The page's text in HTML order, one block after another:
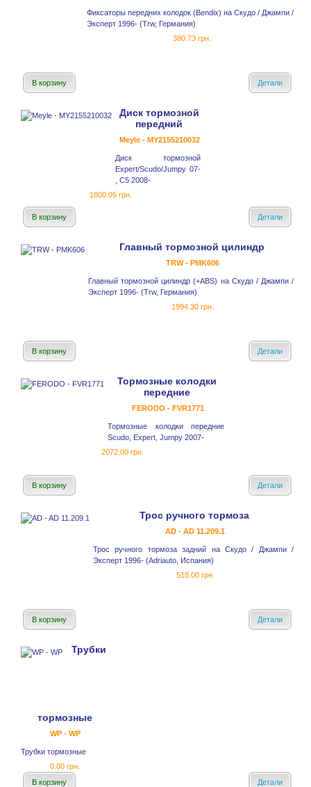
Фиксаторы передних колодок (Bendix) на Скудо / Джампи /
Эксперт 1996- (Trw, Германия)
380.73 грн.
В корзину Детали
Диск тормозной
передний
Meyle - MY2155210032
Диск тормозной
Expert/Scudo/Jumpy 07-
, C5 2008-
1800.05 грн.
В корзину Детали
Главный тормозной цилиндр
TRW - PMK606
Главный тормозной цилиндр (+ABS) на Скудо / Джампи /
Эксперт 1996- (Trw, Германия)
1994.30 грн.
В корзину Детали
Тормозные колодки
передние
FERODO - FVR1771
Тормозные колодки передние
Scudo, Expert, Jumpy 2007-
2072.00 грн.
В корзину Детали
Трос ручного тормоза
AD - AD 11.209.1
Трос ручного тормоза задний на Скудо / Джампи /
Эксперт 1996- (Adriauto, Испания)
518.00 грн.
В корзину Детали
Трубки
тормозные
WP - WP
Трубки тормозные
0.00 грн.
В корзину
Детали